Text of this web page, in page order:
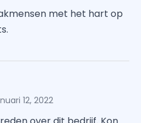
met het hart op
12, 2022